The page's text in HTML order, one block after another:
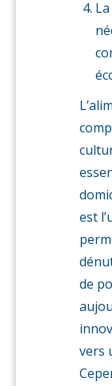
est
de
vers